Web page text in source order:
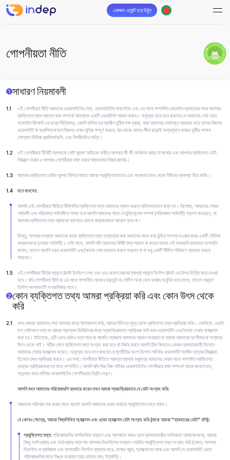
একজন এজেন্ট হয়ে উঠুন
গোপনীয়তা নীতি Android-এর অ্যাপ
1 সাধারণ নিয়মাবলী
1.1
এই গোপনীয়তা নীতি আমাদের ওয়েবসাইটের সেবা, ওয়েবসাইটের সাবপেইজ এবং এর সাথে সম্পর্কিত ডোমেইন ব্যবহারের সময় আপনার
ব্যক্তিগত তথ্য প্রসেস করা সম্পর্কে আপনাকে একটি ওভারভিউ প্রদান করবে। অনুগ্রহ করে মনে রাখবেন যে আমাদের সেবা হয়ত
অনলাইন রিসোর্স এর মধ্যে সিন্নিবদ্ধ, যেগুলি চালিত হয় স্বাধীন তৃতীয় পক্ষ দ্বারা, যারা আমাদের সেবাসমূহ ব্যবহার করে তাদের নিজস্ব
ওয়েবসাইট বা অ্যাপ্লিকেশনে নিজস্ব ওয়েব সুবিধা সম্পূর্ণ করতে, যার মাঝে কোনও সীমা ছাড়াই অন্তর্ভূক্ত রয়েছে তৃতীয় পক্ষের
সোশ্যাল মিডিয়া প্ল্যাটফর্মগুলি, এবং বিপরীতটাও সত্যি।
1.2
এই গোপনীয়তা নীতিটি আপনাকে ডেটা সুরক্ষা আইনের অধীনে আপনার কী কী অধিকার আছে তা জানায় এবং আপনার ব্যক্তিগত ডেটা
নিয়ন্ত্রণ করার ও আপনার গোপনীয়তা রক্ষা করার সম্ভাবনার বিষয়ে জানায়।
1.3 আপনার ব্যক্তিগত ডেটার সুরক্ষা নিশ্চিত করতে আমরা প্রযুক্তিগতভাবে এবং সংস্থার তরফ থেকে বিভিন্ন ব্যবস্থা নিয়ে থাকি।
1.4 মনে রাখবেন:
আপনি এই গোপনীয়তা নীতিতে উল্লিখিত ব্যক্তিগত তথ্য আমাদের প্রদান করতে আইনগতভাবে বাধ্য নন। বিশেষত, আমাদের সেবার
শর্তাবলী এবং পরিষেবার শর্তাবলীতে সম্মত হয়ে আপনি আমাদের সাথে যে চুক্তিমূলক সম্পর্ক (পরিষেবার শর্তাবলী) প্রবেশ করেছেন, তা
আপনার ব্যক্তিগত তথ্য প্রদানের ব্যাপারে কোনো বাধ্যবাধকতা আরোপ করে না।
কিন্তু, আপনার মাধ্যমে আমাদের কাছে ব্যক্তিগত তথ্য হস্তান্তর করা আমাদের সাথে করা চুক্তি সম্পন্ন হওয়ার জন্য একটি মৌলিক
বাধ্যবাধকতা (সেবার শর্তাবলী)। সেই সাথে, আপনি যদি আমাদের নির্দিষ্ট তথ্য প্রদান না করেন অথবা এই তথ্যগুলি ব্যবহারে অসম্মতি
জানান, তাহলে আপনি হয়ত ওয়েবসাইট এবং/অথবা সেবা ব্যবহার করতে পারবেন না বা শুধু একটি সীমিত পরিমাণে ব্যবহার করতে
পারবেন।
1.5
এই গোপনীয়তা নীতির প্রকৃত টেক্সট ইংলিশে লেখা এবং এর যেকোন ধরনের ব্যাখ্যা প্রকৃত ইংলিশ টেক্সট এর উপর ভিত্তি করে দেওয়া
হবে। যদি গোপনীয়তা নীতি বা এর সাথে সম্পর্কিত যেকোন ডকুমেন্ট বা নোটিশ অন্য কোন ভাষায় অনূদিত হয়ে থাকে, তাহলে প্রকৃত
ইংলিশ সংস্করণটি অগ্রাধিকার পাবে।
2 কোন ব্যক্তিগত তথ্য আমরা প্রক্রিয়া করি এবং কোন উৎস থেকে
করি
2.1
যখন আমরা আমাদের সেবা আপনার কাছে উপস্থাপন করি, আমরা বিভিন্ন সূত্র থেকে ব্যক্তিগত তথ্য প্রক্রিয়া করি। একদিকে, এগুলি
হল সেইসকল তথ্য যা আমরা প্রত্যেক ভিজিটরের জন্য স্বয়ংক্রিয়ভাবে প্রক্রিয়া করি যখন ওয়েবসাইট এবং/অথবা সেবায় অ্যাক্সেস
করা হয়। যাইহোক, এটি এমন ডেটাও হতে পারে যা আপনি স্বেচ্ছায় আমাদের প্রদান করেছেন বা আমরা আমাদের অংশীদার বা অন্যান্য
উৎস থেকে পাই। সঠিক কোন ব্যক্তিগত তথ্য সংগ্রহ করা হবে তা নির্ভর করবে আপনি ঠিক কিভাবে একজন ব্যবহারকারী হিসেবে
আমাদের সেবায় অ্যাক্সেস করেন। অনুগ্রহ করে মনে রাখবেন যে মূলনীতির অংশ হিসেবে পার্টনার ওয়েবসাইট স্বাধীন তথ্যের নিয়ন্ত্রক
হিসেবে তথ্য প্রক্রিয়া করবে। এর অর্থ: গোপনীয়তা নীতিতে প্রদত্ত ব্যাখ্যা শুধুমাত্র আমাদের সেবার সাথে সম্পর্কিত ব্যক্তিগত
তথ্যের প্রক্রিয়াকরণের সাথে সম্পর্কিত। আপনি যদি নিজ নিজ পার্টনার ওয়েবসাইটের গোপনীয়তা রক্ষা সম্পর্কে আরো জানতে চান,
অনুগ্রহ করে পার্টনার ওয়েবসাইটের গোপনীয়তার বিবৃতি দেখুন।
আপনি যখন আমাদের পরিষেবাগুলি ব্যবহার করেন তখন আমরা স্বয়ংক্রিয়ভাবে যে ডেটা সংগ্রহ করি:
আমাদের পরিষেবা লঞ্চ করার সাথে সাথেই আপনি আমাদের ওয়েব সার্ভারে প্রযুক্তিগত তথ্য পাঠান।
যে কোনও ক্ষেত্রে, আমরা নিম্নলিখিত অ্যাক্সেস এবং ওয়েব অ্যাক্সেস ডেটা সংগ্রহ করি (যাকে আমরা "ব্যবহারের ডেটা" বলি):
প্রযুক্তিগত তথ্য: পরিষেবাগুলির কার্যকারিতা বাড়াতে এবং আপনাকে আরও ভাল ব্যবহারকারীর অভিজ্ঞতা প্রদানের জন্য, আমরা
কিছু সফটওয়্যার এবং হার্ডওয়্যার তথ্য সহ আপনার ডিভাইসের মাধ্যমে প্রেরিত প্রযুক্তিগত তথ্য সংগ্রহ করি (যেমন, আপনার
ডিভাইস যে ব্রাউজার এবং অপারেটিং সিস্টেম ব্যবহার করে, ভাষার পছন্দ, অ্যাক্সেসের সময় এবং আপনি যে ওয়েবসাইট থেকে
পরিষেবাগুলির সাথে লিঙ্ক করেছেন তার ডোমেন নাম; ইত্যাদি)।